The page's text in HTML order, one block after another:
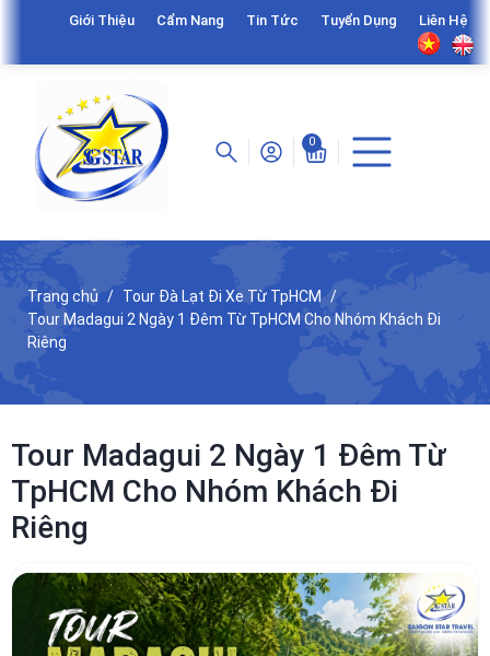
Giới Thiệu Cẩm Nang Tin Tức Tuyển Dụng Liên Hệ
0
Trang chủ
Tour Đà Lạt Đi Xe Từ TpHCM
Tour Madagui 2 Ngày 1 Đêm Từ TpHCM Cho Nhóm Khách Đi
Riêng
Tour Madagui 2 Ngày 1 Đêm Từ
TpHCM Cho Nhóm Khách Đi
Riêng